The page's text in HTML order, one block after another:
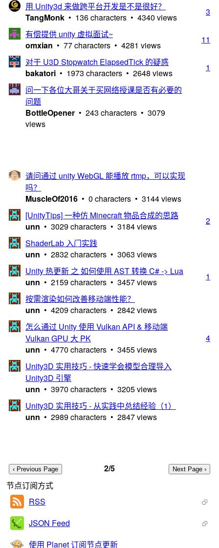
用 Unity3d 来做跨平台开发是不是很好？
TangMonk • 136 characters • 4340 views
3
有偿提供 unity 虚拟面试~
omxian • 77 characters • 4281 views
11
对于 U3D Stopwatch ElapsedTick 的疑惑
bakatori • 1973 characters • 2648 views
1
问一下各位大哥关于买网络授课是否有必要的
问题
BottleOpener • 243 characters • 3079
views
请问通过 unity WebGL 能播放 rtmp，可以实现
吗？
MuscleOf2016 • 0 characters • 3144 views
[UnityTips] 一种仿 Minecraft 物品合成的思路
unn • 3029 characters • 3184 views
2
ShaderLab 入门实践
unn • 2832 characters • 3063 views
Unity 热更新 之 如何使用 AST 转换 C# -> Lua
unn • 2159 characters • 3457 views
1
按需渲染如何改善移动端性能？
unn • 4209 characters • 2842 views
怎么通过 Unity 使用 Vulkan API & 移动端
Vulkan GPU 大 PK
unn • 4770 characters • 3455 views
4
Unity3D 实用技巧 - 快速学会模型合理导入
Unity3D 引擎
unn • 3970 characters • 3205 views
Unity3D 实用技巧 - 从实践中总结经验（1）
unn • 2989 characters • 2847 views
2/5
节点订阅方式
RSS
JSON Feed
使用 Planet 订阅节点更新